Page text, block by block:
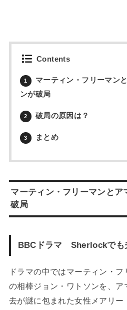
Contents
1
マーティン・フリーマン
ンが破局
2 破局の原因は？
3 まとめ
マーティン・フリーマンとア
破局
BBCドラマ Sherlockでも
ドラマの中ではマーティン・
の相棒ジョン・ワトソンを、ア
去が謎に包まれた女性メアリ